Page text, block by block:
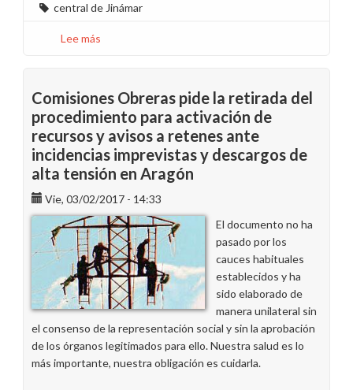
central de Jinámar
Lee más
Colectivo
Servicio
Guagua
Jinámar
Comisiones Obreras pide la retirada del
procedimiento para activación de
recursos y avisos a retenes ante
incidencias imprevistas y descargos de
alta tensión en Aragón
Vie, 03/02/2017 - 14:33
El documento no ha
pasado por los
cauces habituales
establecidos y ha
sido elaborado de
manera unilateral sin
el consenso de la representación social y sin la aprobación
de los órganos legitimados para ello. Nuestra salud es lo
más importante, nuestra obligación es cuidarla.